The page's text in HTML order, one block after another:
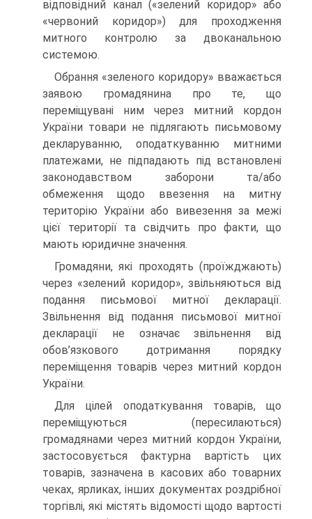
відповідний канал («зелений коридор» або
«червоний коридор») для проходження
митного контролю за двоканальною
системою.
Обрання «зеленого коридору» вважається
заявою громадянина про те, що
переміщувані ним через митний кордон
України товари не підлягають письмовому
декларуванню, оподаткуванню митними
платежами, не підпадають під встановлені
законодавством заборони та/або
обмеження щодо ввезення на митну
територію України або вивезення за межі
цієї території та свідчить про факти, що
мають юридичне значення.
Громадяни, які проходять (проїжджають)
через «зелений коридор», звільняються від
подання письмової митної декларації.
Звільнення від подання письмової митної
декларації не означає звільнення від
обов’язкового дотримання порядку
переміщення товарів через митний кордон
України.
Для цілей оподаткування товарів, що
переміщуються (пересилаються)
громадянами через митний кордон України,
застосовується фактурна вартість цих
товарів, зазначена в касових або товарних
чеках, ярликах, інших документах роздрібної
торгівлі, які містять відомості щодо вартості